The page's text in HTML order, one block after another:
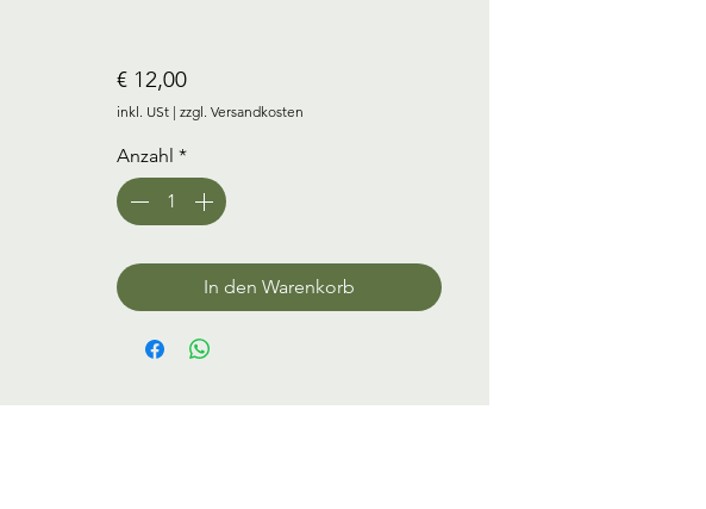
€ 12,00Preis
inkl. USt| zzgl. Versandkosten
Anzahl *
In den Warenkorb